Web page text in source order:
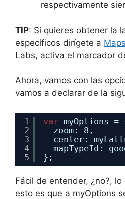
respectivamente
TIP: Si quieres obtener la
específicos dirígete a
Labs, activa el marcador
Ahora, vamos con las
vamos a declarar de la
1
2
3
4
5
var myOptions =
zoom: 8,
center:
mapTypeId:
};
Fácil de entender, ¿no?,
esto es que a myOptions